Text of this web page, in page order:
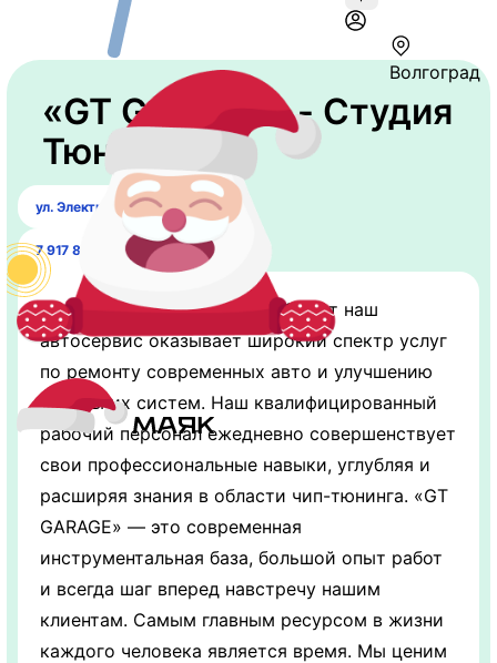
Волгоград
«GT GARAGE» - Студия
Тюнинга
ул. Электролесовская 32
7 917 832-38-67
О компании Вот уже более 10 лет наш
автосервис оказывает широкий спектр услуг
по ремонту современных авто и улучшению
работы их систем. Наш квалифицированный
рабочий персонал ежедневно совершенствует
свои профессиональные навыки, углубляя и
расширяя знания в области чип-тюнинга. «GT
GARAGE» — это современная
инструментальная база, большой опыт работ
и всегда шаг вперед навстречу нашим
клиентам. Самым главным ресурсом в жизни
каждого человека является время. Мы ценим